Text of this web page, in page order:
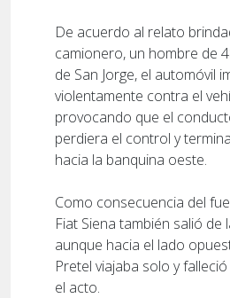
De acuerdo al relato
camionero, un hombre de
de San Jorge, el automóvil
violentamente contra el
provocando que el
perdiera el control y
hacia la banquina oeste.
Como consecuencia del
Fiat Siena también salió de
aunque hacia el lado
Pretel viajaba solo y
el acto.